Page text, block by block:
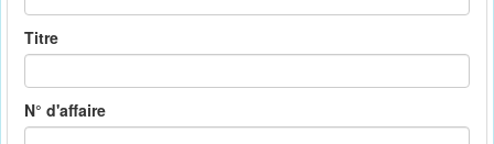
Titre
N° d'affaire